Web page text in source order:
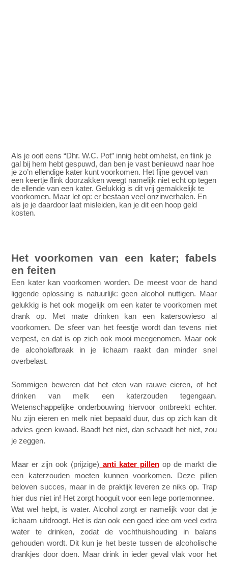
Als je ooit eens “Dhr. W.C. Pot” innig hebt omhelst, en flink je
gal bij hem hebt gespuwd, dan ben je vast benieuwd naar hoe
je zo’n ellendige kater kunt voorkomen. Het fijne gevoel van
een keertje flink doorzakken weegt namelijk niet echt op tegen
de ellende van een kater. Gelukkig is dit vrij gemakkelijk te
voorkomen. Maar let op: er bestaan veel onzinverhalen. En
als je je daardoor laat misleiden, kan je dit een hoop geld
kosten.
Het voorkomen van een kater; fabels
en feiten
Een kater kan voorkomen worden. De meest voor de hand
liggende oplossing is natuurlijk: geen alcohol nuttigen. Maar
gelukkig is het ook mogelijk om een kater te voorkomen met
drank op. Met mate drinken kan een katersowieso al
voorkomen. De sfeer van het feestje wordt dan tevens niet
verpest, en dat is op zich ook mooi meegenomen. Maar ook
de alcoholafbraak in je lichaam raakt dan minder snel
overbelast.
Sommigen beweren dat het eten van rauwe eieren, of het
drinken van melk een katerzouden tegengaan.
Wetenschappelijke onderbouwing hiervoor ontbreekt echter.
Nu zijn eieren en melk niet bepaald duur, dus op zich kan dit
advies geen kwaad. Baadt het niet, dan schaadt het niet, zou
je zeggen.
Maar er zijn ook (prijzige) anti kater pillenop de markt die
een katerzouden moeten kunnen voorkomen. Deze pillen
beloven succes, maar in de praktijk leveren ze niks op. Trap
hier dus niet in! Het zorgt hooguit voor een lege portemonnee.
Wat wel helpt, is water. Alcohol zorgt er namelijk voor dat je
lichaam uitdroogt. Het is dan ook een goed idee om veel extra
water te drinken, zodat de vochthuishouding in balans
gehouden wordt. Dit kun je het beste tussen de alcoholische
drankjes door doen. Maar drink in ieder geval vlak voor het